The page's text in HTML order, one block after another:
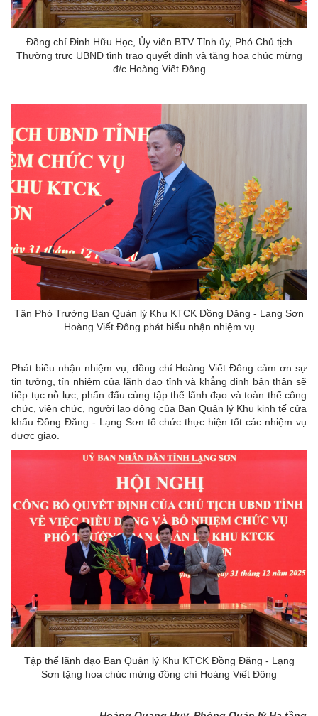
Đồng chí Đinh Hữu Học, Ủy viên BTV Tỉnh ủy, Phó Chủ tịch
Thường trực UBND tỉnh trao quyết định và tặng hoa chúc mừng
đ/c Hoàng Viết Đông
Tân Phó Trưởng Ban Quản lý Khu KTCK Đồng Đăng - Lạng Sơn
Hoàng Viết Đông phát biểu nhận nhiệm vụ
Phát biểu nhận nhiệm vụ, đồng chí Hoàng Viết Đông cảm ơn sự
tin tưởng, tín nhiệm của lãnh đạo tỉnh và khẳng định bản thân sẽ
tiếp tục nỗ lực, phấn đấu cùng tập thể lãnh đạo và toàn thể công
chức, viên chức, người lao động của Ban Quản lý Khu kinh tế cửa
khẩu Đồng Đăng - Lạng Sơn tổ chức thực hiện tốt các nhiệm vụ
được giao.
Tập thể lãnh đạo Ban Quản lý Khu KTCK Đồng Đăng - Lạng
Sơn tặng hoa chúc mừng đồng chí Hoàng Viết Đông